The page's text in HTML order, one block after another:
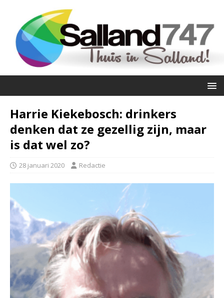
Harrie Kiekebosch: drinkers
denken dat ze gezellig zijn, maar
is dat wel zo?
28 januari 2020 Redactie